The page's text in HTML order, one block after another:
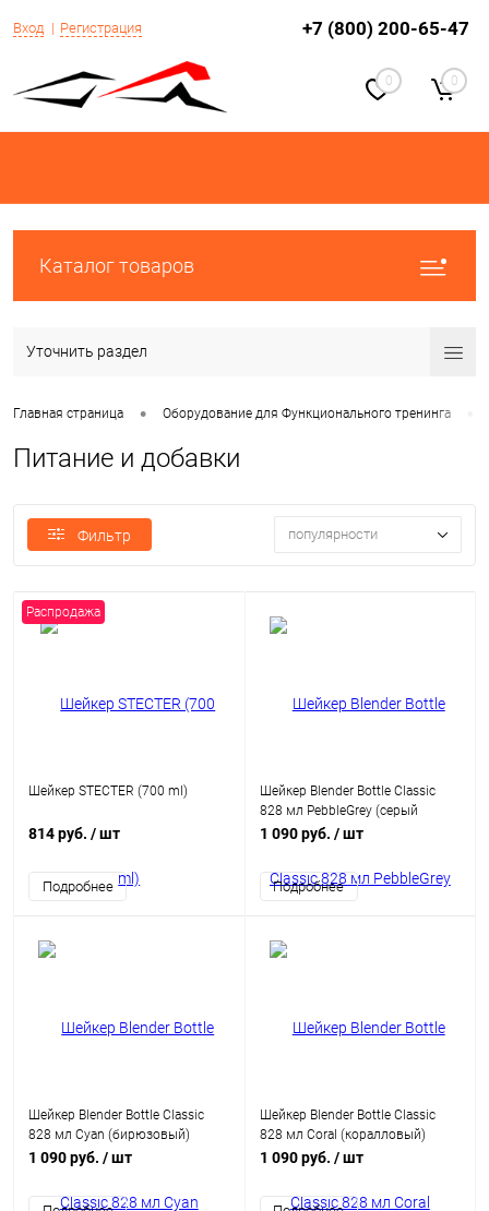
Вход Регистрация +7 (800) 200-65-47
0 0
Каталог товаров
Уточнить раздел
Главная страница • Оборудование для Функционального тренинга
Питание и добавки
Фильтр популярности
Распродажа
Шейкер STECTER (700 ml)
814 руб. / шт
Подробнее
Шейкер Blender Bottle Classic
828 мл PebbleGrey (серый
графит)
1 090 руб. / шт
Подробнее
Шейкер Blender Bottle Classic
828 мл Cyan (бирюзовый)
1 090 руб. / шт
Шейкер Blender Bottle Classic
828 мл Coral (коралловый)
1 090 руб. / шт